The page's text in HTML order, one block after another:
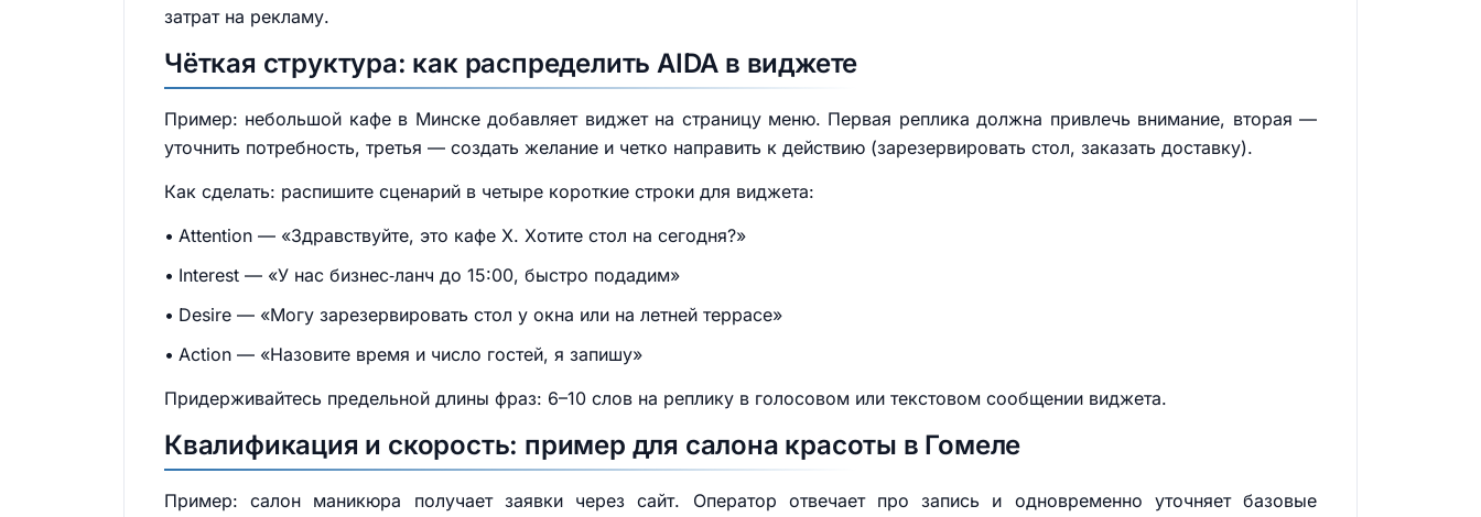
затрат на рекламу.
Чёткая структура: как распределить AIDA в виджете
Пример: небольшой кафе в Минске добавляет виджет на страницу меню. Первая реплика должна привлечь внимание, вторая —
уточнить потребность, третья — создать желание и четко направить к действию (зарезервировать стол, заказать доставку).
Как сделать: распишите сценарий в четыре короткие строки для виджета:
Attention — «Здравствуйте, это кафе X. Хотите стол на сегодня?»
Interest — «У нас бизнес‑ланч до 15:00, быстро подадим»
Desire — «Могу зарезервировать стол у окна или на летней террасе»
Action — «Назовите время и число гостей, я запишу»
Придерживайтесь предельной длины фраз: 6–10 слов на реплику в голосовом или текстовом сообщении виджета.
Квалификация и скорость: пример для салона красоты в Гомеле
Пример: салон маникюра получает заявки через сайт. Оператор отвечает про запись и одновременно уточняет базовые